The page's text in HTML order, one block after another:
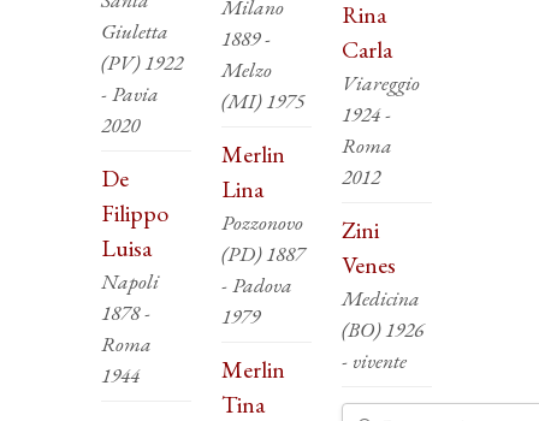
Giuletta
(PV) 1922
- Pavia
2020
De
Filippo
Luisa
Napoli
1878 -
Roma
1944
Milano
1889 -
Melzo
(MI) 1975
Merlin
Lina
Pozzonovo
(PD) 1887
- Padova
1979
Merlin
Tina
Rina
Carla
Viareggio
1924 -
Roma
2012
Zini
Venes
Medicina
(BO) 1926
- vivente